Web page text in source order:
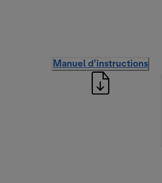
Manuel d’instructions